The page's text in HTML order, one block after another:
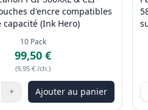
d'encre compatibles
(Ink Hero)
10 Pack
99,50 €
(9,95 € /ch.)
pour ajuster
+ Ajouter au panier